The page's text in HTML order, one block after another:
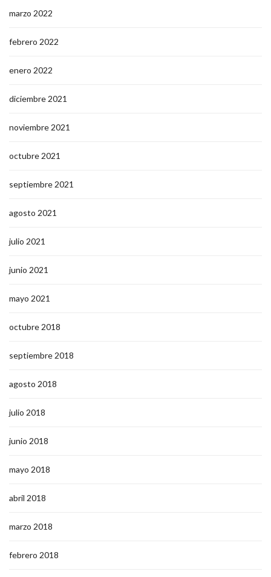
marzo 2022
febrero 2022
enero 2022
diciembre 2021
noviembre 2021
octubre 2021
septiembre 2021
agosto 2021
julio 2021
junio 2021
mayo 2021
octubre 2018
septiembre 2018
agosto 2018
julio 2018
junio 2018
mayo 2018
abril 2018
marzo 2018
febrero 2018